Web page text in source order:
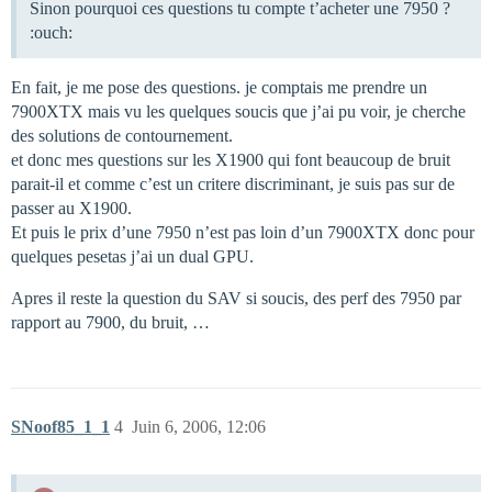
Sinon pourquoi ces questions tu compte t’acheter une 7950 ?
:ouch:
En fait, je me pose des questions. je comptais me prendre un
7900XTX mais vu les quelques soucis que j’ai pu voir, je cherche
des solutions de contournement.
et donc mes questions sur les X1900 qui font beaucoup de bruit
parait-il et comme c’est un critere discriminant, je suis pas sur de
passer au X1900.
Et puis le prix d’une 7950 n’est pas loin d’un 7900XTX donc pour
quelques pesetas j’ai un dual GPU.
Apres il reste la question du SAV si soucis, des perf des 7950 par
rapport au 7900, du bruit, …
SNoof85_1_1 Juin 6, 2006, 12:06
4